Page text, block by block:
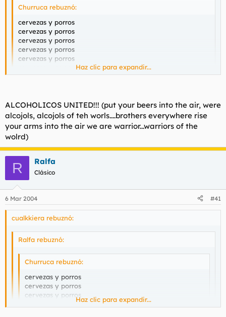
Cervezas y porros/Soziedad alkoholika
Churruca rebuznó:
cervezas y porros
cervezas y porros
cervezas y porros
cervezas y porros
cervezas y porros
cervezas y porros
cervezas y porros
cervezas y porros
cervezas y porros
cervezas y porros
cervezas y porros
cervezas y porros
cervezas y porros
cervezas y porros
cervezas y porros
cervezas y porros
cervezas y porros
Cervezas y porros/Soziedad alkoholika
yo tamien me arunto....hoy no me han dado proros pero
alchojos a tutiplen
Haz clic para expandir...
ALCOHOLICOS UNITED!!! (put your beers into the air, were
alcojols, alcojols of teh worls....brothers everywhere rise
your arms into the air we are warrior...warriors of the
wolrd)
R Ralfa
Clásico
6 Mar 2004 #41
cualkkiera rebuznó:
Ralfa rebuznó:
Churruca rebuznó:
cervezas y porros
cervezas y porros
cervezas y porros
cervezas y porros
Haz clic para expandir...